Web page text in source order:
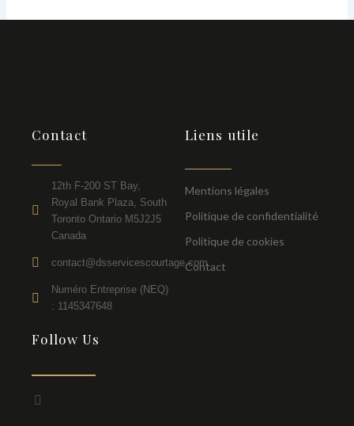
Contact
12th F-200 ST Bay,
Royal Bank Plaza, South
Toronto Ontario M5J2J5
Canada
contact@dsservicescourtage.com
Numéro Entreprise (NEQ)
: 1145347648
Liens utile
Mentions légales
Politique de confidentialité
Politique de cookies
Contact
Follow Us
F